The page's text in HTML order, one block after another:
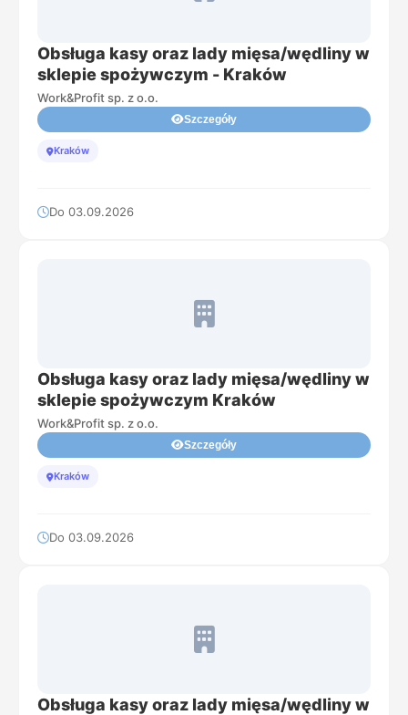
Obsługa kasy oraz lady mięsa/wędliny w
sklepie spożywczym - Kraków
Work&Profit sp. z o.o.
Szczegóły
Kraków
Do 03.09.2026
Obsługa kasy oraz lady mięsa/wędliny w
sklepie spożywczym Kraków
Work&Profit sp. z o.o.
Szczegóły
Kraków
Do 03.09.2026
Obsługa kasy oraz lady mięsa/wędliny w